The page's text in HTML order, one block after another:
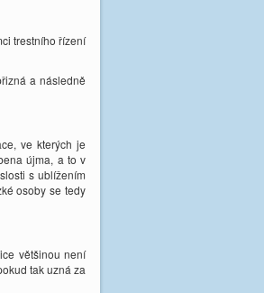
trestního řízení
a následně
ve kterých je
újma, a to v
s ublížením
osoby se tedy
většinou není
tak uzná za